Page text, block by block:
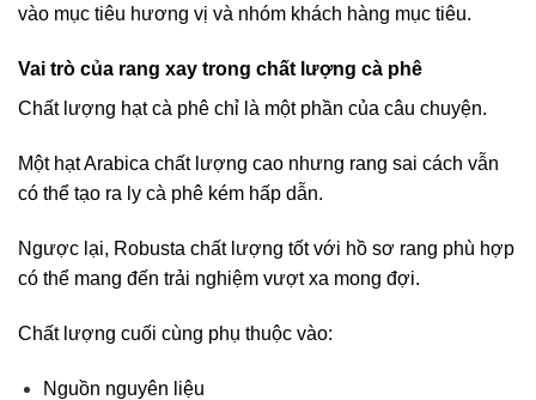
vào mục tiêu hương vị và nhóm khách hàng mục tiêu.
Vai trò của rang xay trong chất lượng cà phê
Chất lượng hạt cà phê chỉ là một phần của câu chuyện.
Một hạt Arabica chất lượng cao nhưng rang sai cách vẫn
có thể tạo ra ly cà phê kém hấp dẫn.
Ngược lại, Robusta chất lượng tốt với hồ sơ rang phù hợp
có thể mang đến trải nghiệm vượt xa mong đợi.
Chất lượng cuối cùng phụ thuộc vào:
Nguồn nguyên liệu